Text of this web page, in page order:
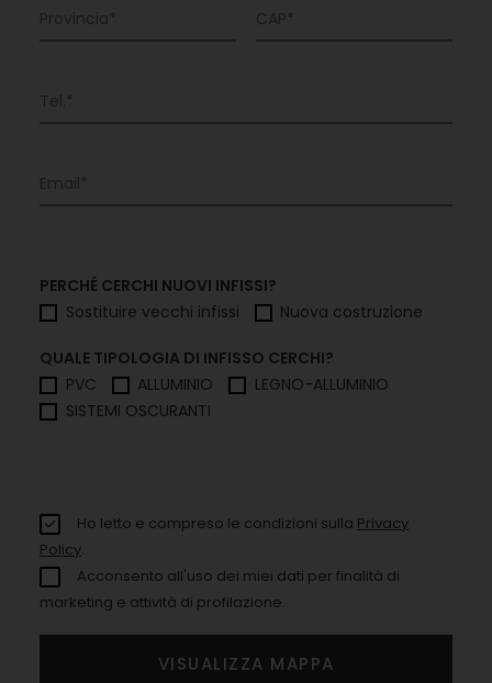
PERCHÉ CERCHI NUOVI INFISSI?
Sostituire vecchi infissi
Nuova costruzione
QUALE TIPOLOGIA DI INFISSO CERCHI?
PVC
ALLUMINIO
LEGNO-ALLUMINIO
SISTEMI OSCURANTI
Ho letto e compreso le condizioni sulla Privacy
Policy.
Acconsento all'uso dei miei dati per finalità di
marketing e attività di profilazione.